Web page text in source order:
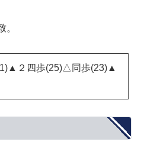
２四歩(25)△同歩(23)▲